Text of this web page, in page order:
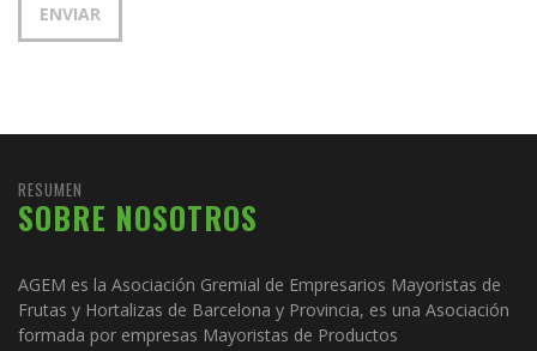
RESUMEN
SOBRE NOSOTROS
AGEM es la Asociación Gremial de Empresarios Mayoristas de
Frutas y Hortalizas de Barcelona y Provincia, es una Asociación
formada por empresas Mayoristas de Productos